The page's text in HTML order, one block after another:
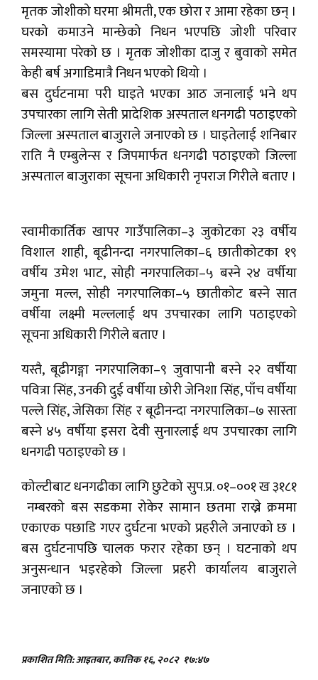
मृतक जोशीको घरमा श्रीमती, एक छोरा र आमा रहेका छन् ।
घरको कमाउने मान्छेको निधन भएपछि जोशी परिवार
समस्यामा परेको छ । मृतक जोशीका दाजु र बुवाको समेत
केही बर्ष अगाडिमात्रै निधन भएको थियो ।
बस दुर्घटनामा परी घाइते भएका आठ जनालाई भने थप
उपचारका लागि सेती प्रादेशिक अस्पताल धनगढी पठाइएको
जिल्ला अस्पताल बाजुराले जनाएको छ । घाइतेलाई शनिबार
राति नै एम्बुलेन्स र जिपमार्फत धनगढी पठाइएको जिल्ला
अस्पताल बाजुराका सूचना अधिकारी नृपराज गिरीले बताए ।
स्वामीकार्तिक खापर गाउँपालिका–३ जुकोटका २३ वर्षीय
विशाल शाही, बूढीनन्दा नगरपालिका–६ छातीकोटका १९
वर्षीय उमेश भाट, सोही नगरपालिका–५ बस्ने २४ वर्षीया
जमुना मल्ल, सोही नगरपालिका–५ छातीकोट बस्ने सात
वर्षीया लक्ष्मी मल्ललाई थप उपचारका लागि पठाइएको
सूचना अधिकारी गिरीले बताए ।
यस्तै, बूढीगङ्गा नगरपालिका–९ जुवापानी बस्ने २२ वर्षीया
पवित्रा सिंह, उनकी दुई वर्षीया छोरी जेनिशा सिंह, पाँच वर्षीया
पल्ले सिंह, जेसिका सिंह र बूढीनन्दा नगरपालिका–७ सास्ता
बस्ने ४५ वर्षीया इसरा देवी सुनारलाई थप उपचारका लागि
धनगढी पठाइएको छ ।
कोल्टीबाट धनगढीका लागि छुटेको सुप.प्र. ०१–००१ ख ३१८१
नम्बरको बस सडकमा रोकेर सामान छतमा राख्ने क्रममा
एकाएक पछाडि गएर दुर्घटना भएको प्रहरीले जनाएको छ ।
बस दुर्घटनापछि चालक फरार रहेका छन् । घटनाको थप
अनुसन्धान भइरहेको जिल्ला प्रहरी कार्यालय बाजुराले
जनाएको छ ।
प्रकाशित मिति: आइतबार, कात्तिक १६, २०८२ १७:४७